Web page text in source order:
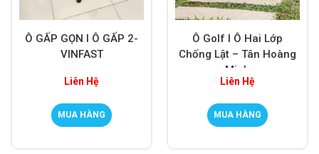
Ô GẤP GỌN I Ô GẤP 2-
VINFAST
Liên Hệ
MUA HÀNG
Ô Golf I Ô Hai Lớp
Chống Lật – Tân Hoàng
Minh
Liên Hệ
MUA HÀNG